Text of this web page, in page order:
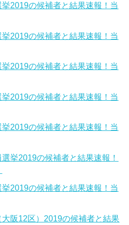
2019の候補者と結果速報！当
2019の候補者と結果速報！当
2019の候補者と結果速報！当
2019の候補者と結果速報！当
2019の候補者と結果速報！当
挙2019の候補者と結果速報！
2019の候補者と結果速報！当
阪12区）2019の候補者と結果